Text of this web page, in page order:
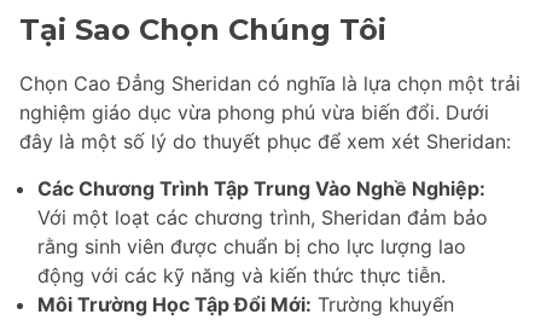
Tại Sao Chọn Chúng Tôi
Chọn Cao Đẳng Sheridan có nghĩa là lựa chọn một trải
nghiệm giáo dục vừa phong phú vừa biến đổi. Dưới
đây là một số lý do thuyết phục để xem xét Sheridan:
Các Chương Trình Tập Trung Vào Nghề Nghiệp:
Với một loạt các chương trình, Sheridan đảm bảo
rằng sinh viên được chuẩn bị cho lực lượng lao
động với các kỹ năng và kiến thức thực tiễn.
Môi Trường Học Tập Đổi Mới: Trường khuyến